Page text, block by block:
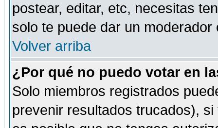
postear, editar, etc, necesitas
solo te puede dar un
Volver arriba
¿Por qué no puedo votar en
Solo miembros registrados
prevenir resultados trucados),